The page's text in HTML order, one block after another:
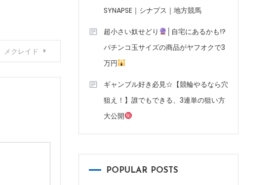
メクレイド
SYNAPSE｜シナプス｜地方競馬
超小さい奴せどり
│自宅にあるかも!?
パチンコ玉サイズの商品がヤフオクで3
万円
ギャンブル好き必見☆【競輪やるなら穴
狙え！】誰でもできる、3連単の狙い方
大公開
POPULAR POSTS